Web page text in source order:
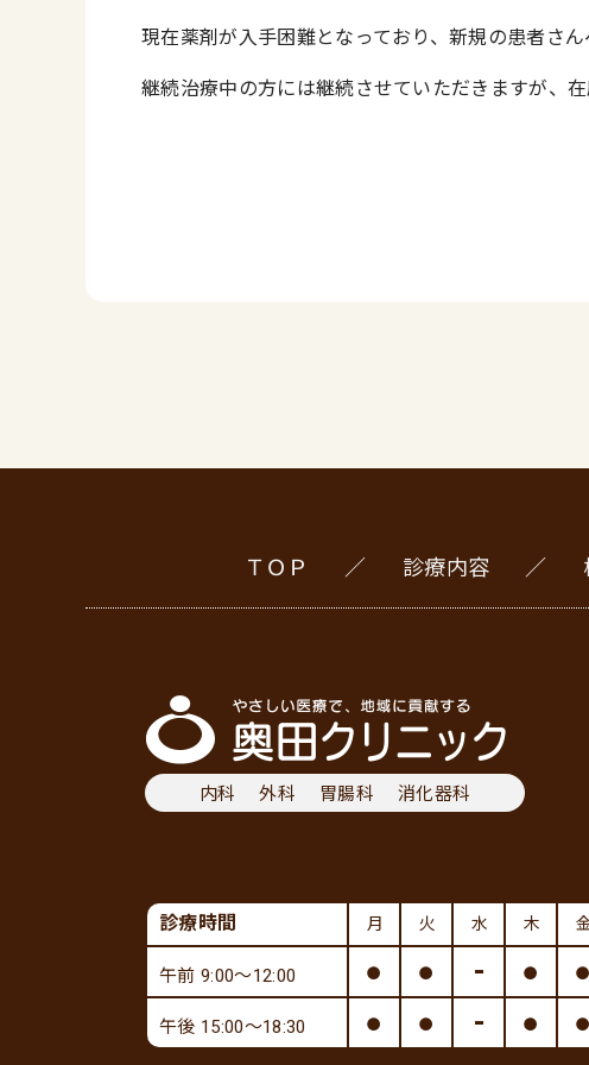
現在薬剤が入手困難となっており、新規の患者さ
継続治療中の方には継続させていただきますが、
ＴＯＰ 診療内容
内科 外科 胃腸科 消化器科
診療時間 月 火 水 木
午前 9:00～12:00 ● ● - ● ●
午後 15:00～18:30 ● ● - ● ●